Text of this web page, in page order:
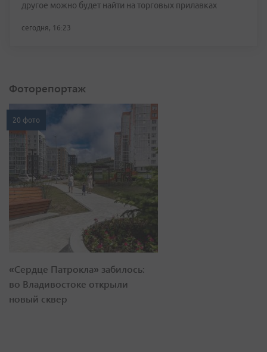
другое можно будет найти на торговых прилавках
сегодня, 16:23
Фоторепортаж
20 фото
«Сердце Патрокла» забилось:
во Владивостоке открыли
новый сквер